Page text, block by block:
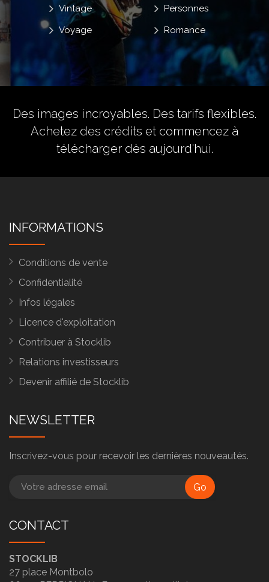
Personnes
Romance
Vintage
Voyage
Des images incroyables. Des tarifs flexibles.
Achetez des crédits et commencez à
télécharger dès aujourd'hui.
INFORMATIONS
Conditions de vente
Confidentialité
Infos légales
Licence d'exploitation
Contribuer à Stocklib
Relations investisseurs
Devenir affilié de Stocklib
NEWSLETTER
Inscrivez-vous pour recevoir les dernières nouveautés.
Go
CONTACT
STOCKLIB
27 place Montbolo